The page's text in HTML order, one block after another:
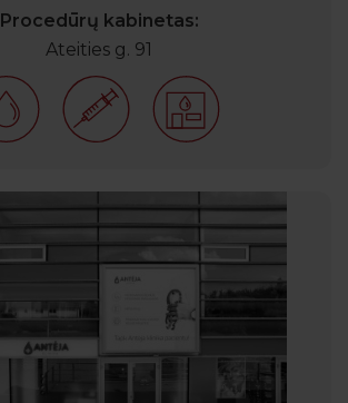
Procedūrų kabinetas:
Ateities g. 91